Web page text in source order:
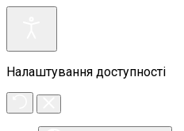
Налаштування доступності